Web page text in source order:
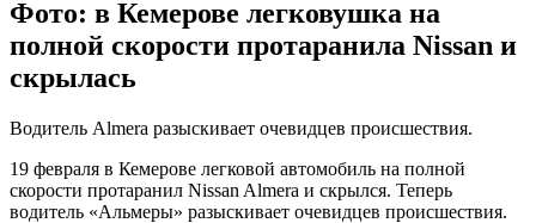
Фото: в Кемерове легковушка на
полной скорости протаранила Nissan и
скрылась
Водитель Almera разыскивает очевидцев происшествия.
19 февраля в Кемерове легковой автомобиль на полной
скорости протаранил Nissan Almera и скрылся. Теперь
водитель «Альмеры» разыскивает очевидцев происшествия.